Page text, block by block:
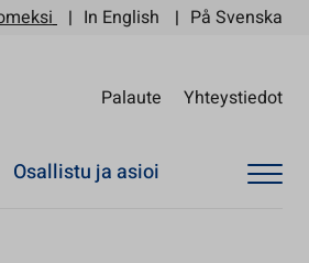
In English På Svenska
Palaute Yhteystiedot
Osallistu ja asioi